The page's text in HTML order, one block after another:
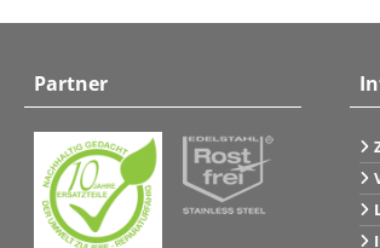
Partner